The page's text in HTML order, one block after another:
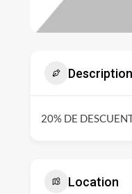
Description
20% DE
Location